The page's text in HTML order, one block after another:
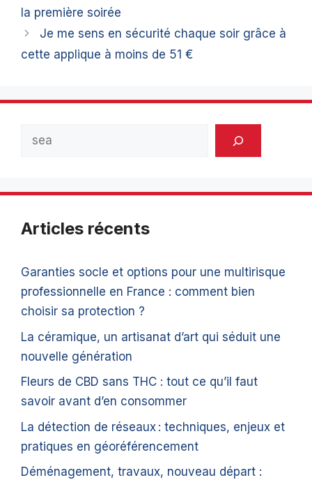
la première soirée
Je me sens en sécurité chaque soir grâce à
cette applique à moins de 51 €
Articles récents
Garanties socle et options pour une multirisque
professionnelle en France : comment bien
choisir sa protection ?
La céramique, un artisanat d’art qui séduit une
nouvelle génération
Fleurs de CBD sans THC : tout ce qu’il faut
savoir avant d’en consommer
La détection de réseaux : techniques, enjeux et
pratiques en géoréférencement
Déménagement, travaux, nouveau départ :